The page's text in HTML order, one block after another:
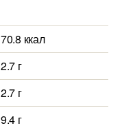
70.8 ккал
2.7 г
2.7 г
9.4 г